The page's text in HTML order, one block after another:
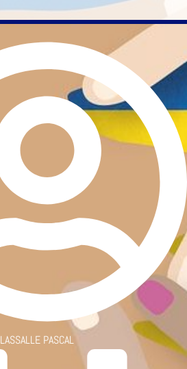
LASSALLE PASCAL